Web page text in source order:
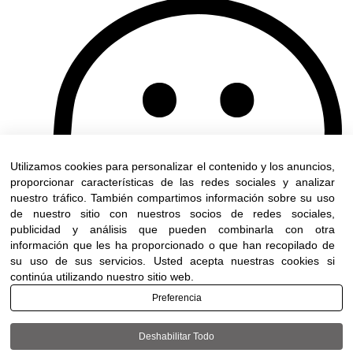
Terms of use Accessibility | All rights reserved to
Utilizamos cookies para personalizar el contenido y los anuncios,
proporcionar características de las redes sociales y analizar
nuestro tráfico. También compartimos información sobre su uso
de nuestro sitio con nuestros socios de redes sociales,
publicidad y análisis que pueden combinarla con otra
información que les ha proporcionado o que han recopilado de
su uso de sus servicios. Usted acepta nuestras cookies si
continúa utilizando nuestro sitio web.
Preferencia
Deshabilitar Todo